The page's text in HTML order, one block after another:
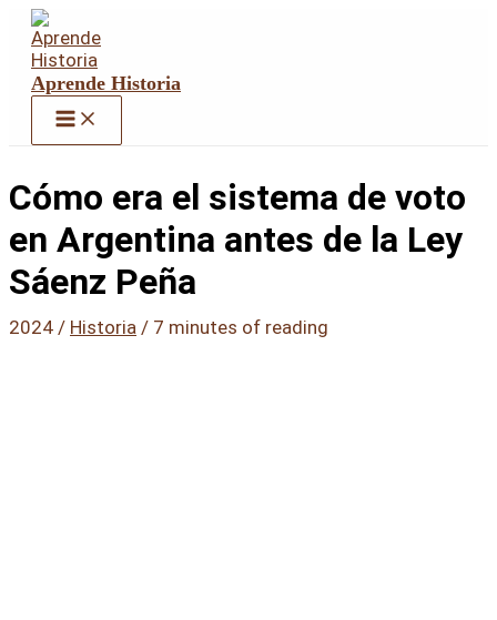
contenido
Aprende Historia
Cómo era el sistema de voto
en Argentina antes de la Ley
Sáenz Peña
2024 / Historia / 7 minutes of reading